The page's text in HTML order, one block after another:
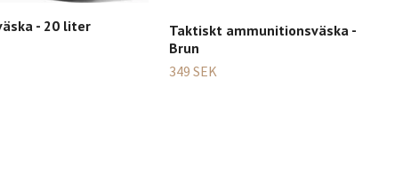
- 20 liter
Taktiskt ammunitionsväska -
Brun
349 SEK